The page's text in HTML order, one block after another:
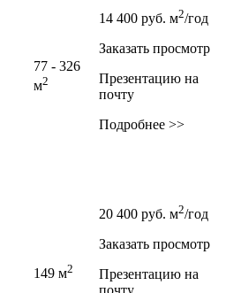
77 - 326
м2
14 400 руб. м2/год
Заказать просмотр
Презентацию на
почту
Подробнее >>
149 м2
20 400 руб. м2/год
Заказать просмотр
Презентацию на
почту